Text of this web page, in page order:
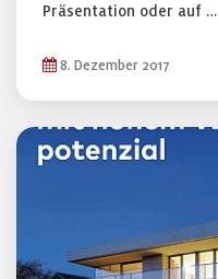
Präsentation oder auf …
8. Dezember 2017